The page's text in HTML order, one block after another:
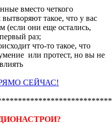
вместо четкого
такое, что у вас
(если они еще остались,
раз;
что-то такое, что
или протест, но вы не
СЕЙЧАС!